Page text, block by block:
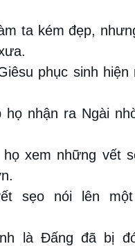
ta kém đẹp,
phục sinh hiện
họ nhận ra Ngài
họ xem những vết
sẹo nói lên
là Ðấng đã bị